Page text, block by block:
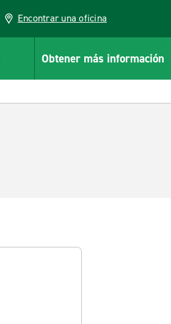
Encontrar una oficina
Obtener más información